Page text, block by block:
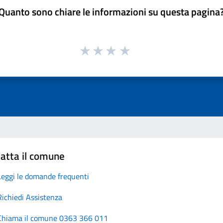
sono chiare le informazioni su questa
il comune
le domande frequenti
Assistenza
il comune 0363 366 011